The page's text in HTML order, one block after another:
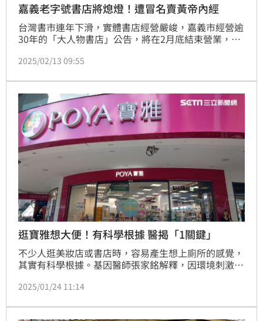
嘉義老字號書店將熄燈！遭冒名賣黃帝內經
台灣書市連年下滑，實體書店經營嚴峻，嘉義市經營逾
30年的「大人物書店」公告，將在2月底結束營業，消
有人冒用書店名義，在臉書販售黃帝內經等書，提醒民
2025/02/13 09:55
逛寶雅想大便！有科學根據 醫揭「1關鍵」
不少人逛美妝店或書店時，容易產生想上廁所的感覺，
其實有科學根據。基因醫師張家銘解釋，因環境刺激與
常都燈光美、氣氛佳，使讓人感到放鬆，副交感神經會
就有糞便，此時便意會隨之而來。
2025/01/24 11:14